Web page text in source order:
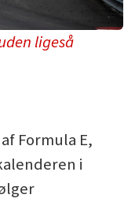
ligeså
Formula E,
i